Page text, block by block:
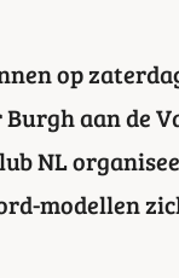
op
aan de
NL
modellen